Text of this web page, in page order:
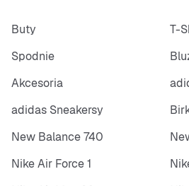
Buty
T-
Spodnie
Akcesoria
adidas Sneakersy
New Balance 740
Nike Air Force 1